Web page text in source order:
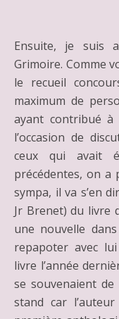
Ensuite, je suis
Grimoire. Comme
le recueil
maximum de
ayant contribué
l’occasion de
ceux qui avait
précédentes, on a
sympa, il va s’en
Jr Brenet) du livre
une nouvelle
repapoter avec lui
livre l’année
se souvenaient
stand car